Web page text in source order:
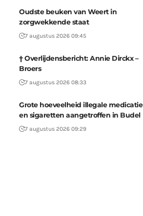
Oudste beuken van Weert in
zorgwekkende staat
7 augustus 2026 09:45
† Overlijdensbericht: Annie Dirckx –
Broers
7 augustus 2026 08:33
Grote hoeveelheid illegale medicatie
en sigaretten aangetroffen in Budel
7 augustus 2026 09:29